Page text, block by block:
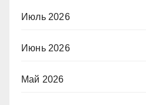
Июль 2026
Июнь 2026
Май 2026